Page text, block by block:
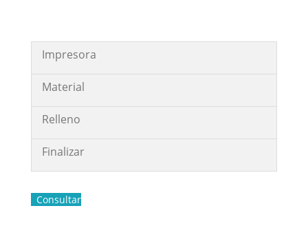
Impresora
Material
Relleno
Finalizar
Consultar